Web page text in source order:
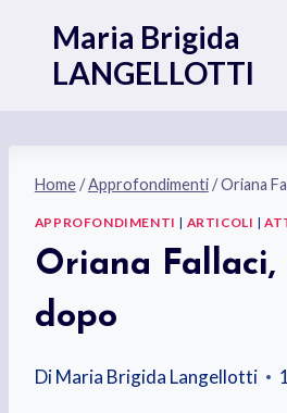
contenuto
Maria Brigida
LANGELLOTTI
Home/Approfondimenti/Oriana
APPROFONDIMENTI | ARTICOLI |
Oriana
dopo
DiMaria Brigida Langellotti